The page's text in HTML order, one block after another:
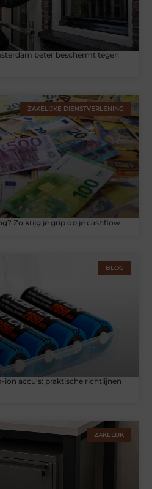
beter beschermt tegen
ZAKELIJKE DIENSTVERLENING
Zo krijg je grip op je cashflow
BLOG
accu's: praktische richtlijnen
ZAKELIJK